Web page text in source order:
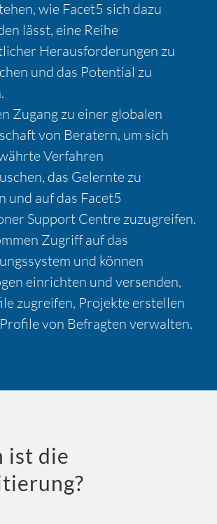
wie Facet5 sich dazu
lässt, eine Reihe
Herausforderungen zu
und das Potential zu
Zugang zu einer globalen
von Beratern, um sich
Verfahren
das Gelernte zu
und auf das Facet5
Support Centre zuzugreifen.
Zugriff auf das
und können
einrichten und versenden,
zugreifen, Projekte erstellen
von Befragten verwalten.
ist die